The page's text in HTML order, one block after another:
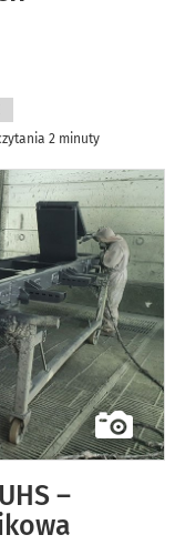
2 minuty
–